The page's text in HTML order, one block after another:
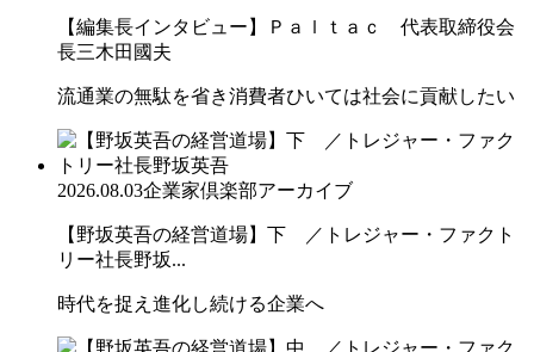
【編集長インタビュー】Ｐａｌｔａｃ 代表取締役会
長三木田國夫
流通業の無駄を省き消費者ひいては社会に貢献したい
2026.08.03企業家倶楽部アーカイブ
【野坂英吾の経営道場】下 ／トレジャー・ファクト
リー社長野坂...
時代を捉え進化し続ける企業へ